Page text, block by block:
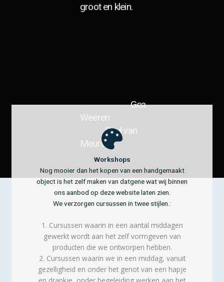
groot en klein.
Gea
Weeren
Paul van
Meurs
Workshops
Nog mooier dan het kopen van een handgemaakt
object is het zelf maken van datgene wat wij binnen
ons aanbod op deze website laten zien.
We verzorgen cursussen in twee stijlen.:
1. Cursussen waarin in een aantal middagen
gewerkt wordt aan het zelf vormgeven van
producten die we ontworpen hebben.
2. Cursussen waarin we in een middag, vanuit
gezelligheid en onder het genot van een hapje